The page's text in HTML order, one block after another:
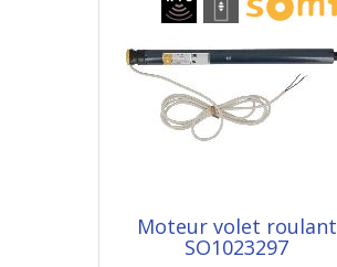
Moteur volet roulant
SO1023297